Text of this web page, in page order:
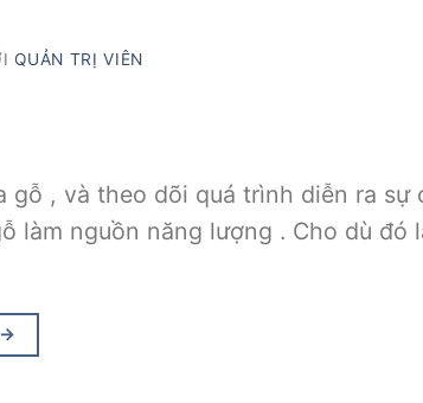
QUẢN TRỊ VIÊN
gỗ , và theo dõi quá trình diễn ra sự
làm nguồn năng lượng . Cho dù đó
→